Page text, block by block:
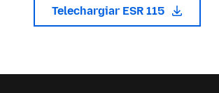
Telechargiar ESR 115